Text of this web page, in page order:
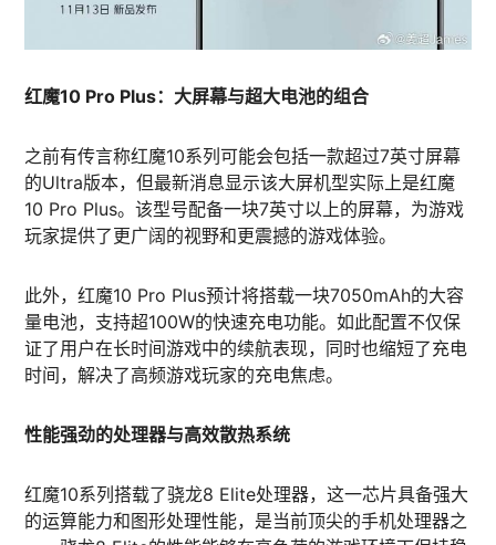
红魔10 Pro Plus：大屏幕与超大电池的组合
之前有传言称红魔10系列可能会包括一款超过7英寸屏幕
的Ultra版本，但最新消息显示该大屏机型实际上是红魔
10 Pro Plus。该型号配备一块7英寸以上的屏幕，为游戏
玩家提供了更广阔的视野和更震撼的游戏体验。
此外，红魔10 Pro Plus预计将搭载一块7050mAh的大容
量电池，支持超100W的快速充电功能。如此配置不仅保
证了用户在长时间游戏中的续航表现，同时也缩短了充电
时间，解决了高频游戏玩家的充电焦虑。
性能强劲的处理器与高效散热系统
红魔10系列搭载了骁龙8 Elite处理器，这一芯片具备强大
的运算能力和图形处理性能，是当前顶尖的手机处理器之